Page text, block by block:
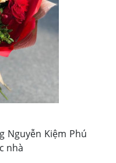
Nguyễn Kiệm Phú
nhà